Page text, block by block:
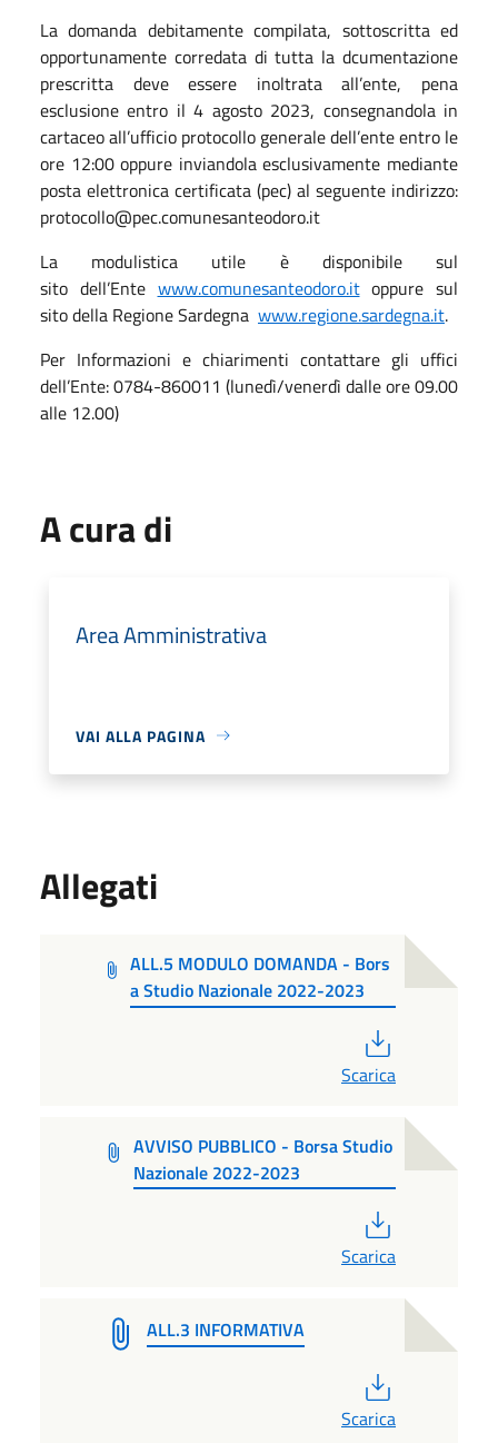
La domanda debitamente compilata, sottoscritta ed
opportunamente corredata di tutta la dcumentazione
prescritta deve essere inoltrata all’ente, pena
esclusione entro il 4 agosto 2023, consegnandola in
cartaceo all’ufficio protocollo generale dell’ente entro le
ore 12:00 oppure inviandola esclusivamente mediante
posta elettronica certificata (pec) al seguente indirizzo:
protocollo@pec.comunesanteodoro.it
La modulistica utile è disponibile sul
sito dell’Ente www.comunesanteodoro.itoppure sul
sito della Regione Sardegna www.regione.sardegna.it.
Per Informazioni e chiarimenti contattare gli uffici
dell’Ente: 0784-860011 (lunedì/venerdì dalle ore 09.00
alle 12.00)
A cura di
Area Amministrativa
VAI ALLA PAGINA
Allegati
ALL.5 MODULO DOMANDA - Bors
a Studio Nazionale 2022-2023
Scarica
AVVISO PUBBLICO - Borsa Studio
Nazionale 2022-2023
Scarica
ALL.3 INFORMATIVA
Scarica